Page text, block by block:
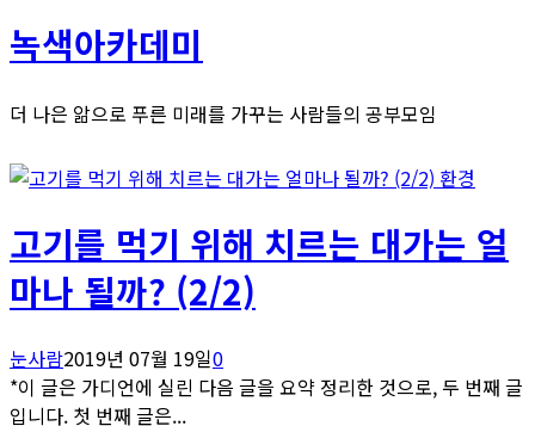
녹색아카데미
더 나은 앎으로 푸른 미래를 가꾸는 사람들의 공부모임
환경
고기를 먹기 위해 치르는 대가는 얼
마나 될까? (2/2)
눈사람2019년 07월 19일0
*이 글은 가디언에 실린 다음 글을 요약 정리한 것으로, 두 번째 글
입니다. 첫 번째 글은...